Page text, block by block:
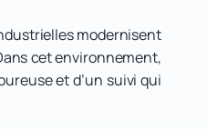
modernisent
cet environnement,
et d’un suivi qui